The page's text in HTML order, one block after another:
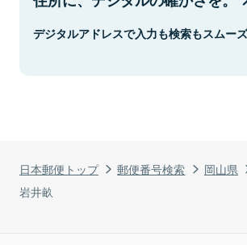
日本郵便トップ 郵便番号検索 岡山県
岩井畝
デジタルアドレスで入力も検索もスムーズ